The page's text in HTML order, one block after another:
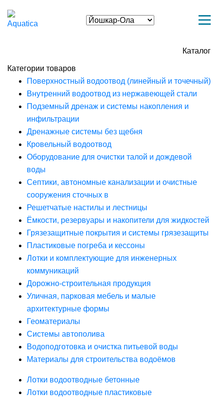
Каталог
Категории товаров
Поверхностный водоотвод (линейный и точечный)
Внутренний водоотвод из нержавеющей стали
Подземный дренаж и системы накопления и
инфильтрации
Дренажные системы без щебня
Кровельный водоотвод
Оборудование для очистки талой и дождевой
воды
Септики, автономные канализации и очистные
сооружения сточных в
Решетчатые настилы и лестницы
Ёмкости, резервуары и накопители для жидкостей
Грязезащитные покрытия и системы грязезащиты
Пластиковые погреба и кессоны
Лотки и комплектующие для инженерных
коммуникаций
Дорожно-строительная продукция
Уличная, парковая мебель и малые
архитектурные формы
Геоматериалы
Системы автополива
Водоподготовка и очистка питьевой воды
Материалы для строительства водоёмов
Лотки водоотводные бетонные
Лотки водоотводные пластиковые